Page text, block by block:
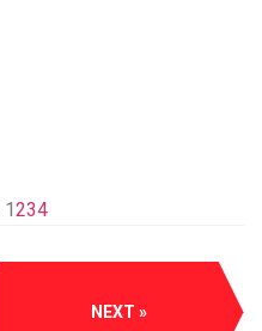
1234
NEXT